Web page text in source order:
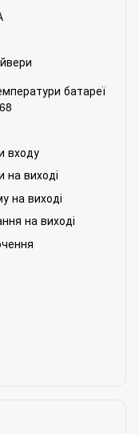
батареї
входу
на виході
на виході
на виході